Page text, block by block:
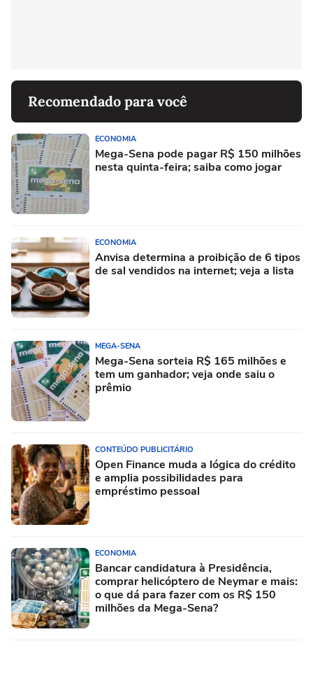
Recomendado para você
ECONOMIA
Mega-Sena pode pagar R$ 150 milhões
nesta quinta-feira; saiba como jogar
ECONOMIA
Anvisa determina a proibição de 6 tipos
de sal vendidos na internet; veja a lista
MEGA-SENA
Mega-Sena sorteia R$ 165 milhões e
tem um ganhador; veja onde saiu o
prêmio
CONTEÚDO PUBLICITÁRIO
Open Finance muda a lógica do crédito
e amplia possibilidades para
empréstimo pessoal
ECONOMIA
Bancar candidatura à Presidência,
comprar helicóptero de Neymar e mais:
o que dá para fazer com os R$ 150
milhões da Mega-Sena?